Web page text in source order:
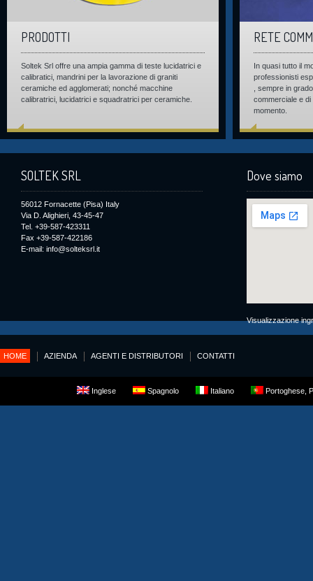
PRODOTTI
Soltek Srl offre una ampia gamma di teste lucidatrici e
calibratici, mandrini per la lavorazione di graniti
ceramiche ed agglomerati; nonché macchine
calibratrici, lucidatrici e squadratrici per ceramiche.
RETE
In quasi tutto il
professionisti
, sempre in
commerciale e di
momento.
SOLTEK SRL
56012 Fornacette (Pisa) Italy
Via D. Alighieri, 43-45-47
Tel. +39-587-423311
Fax +39-587-422186
E-mail: info@solteksrl.it
Dove siamo
Visualizzazione
HOME AZIENDA AGENTI E DISTRIBUTORI CONTATTI
Inglese Spagnolo Italiano Portoghese,